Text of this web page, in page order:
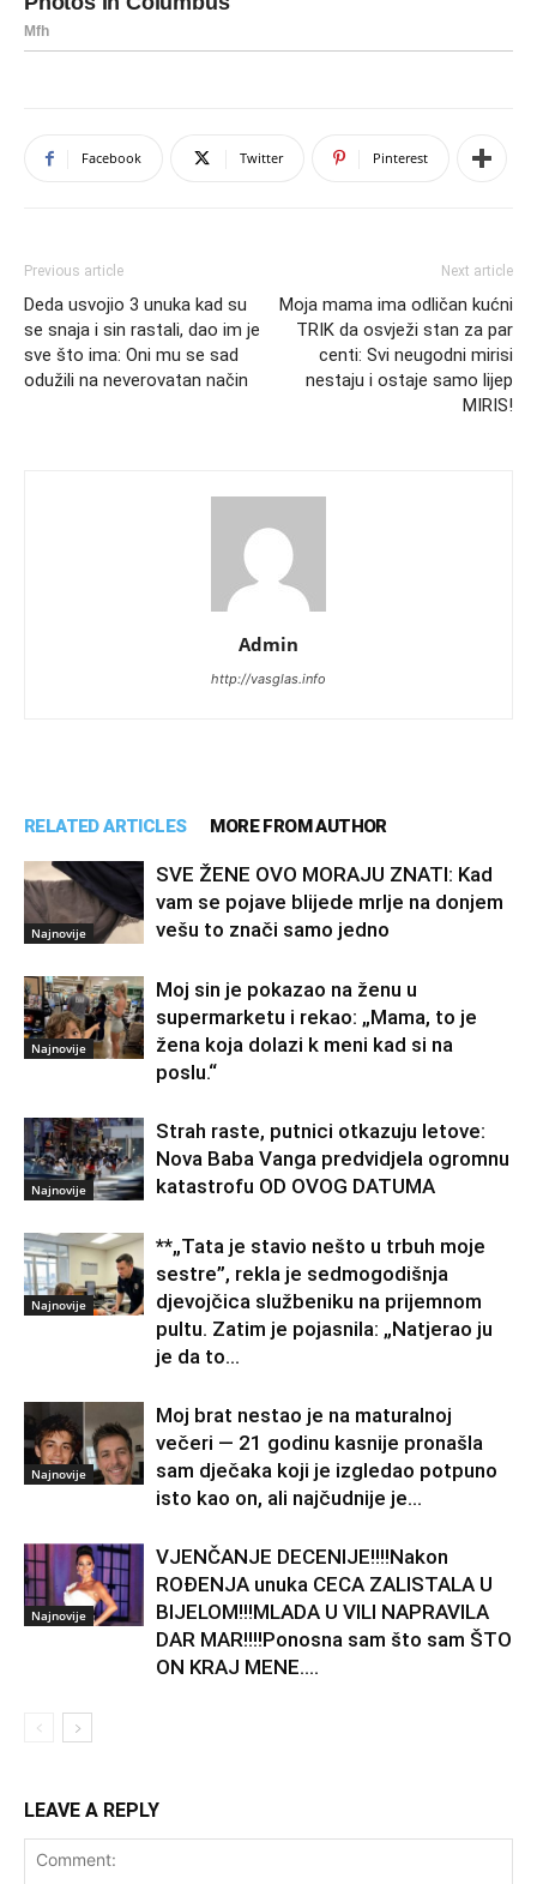
Facebook Twitter Pinterest
Previous article
Deda usvojio 3 unuka kad su
se snaja i sin rastali, dao im je
sve što ima: Oni mu se sad
odužili na neverovatan način
Next article
Moja mama ima odličan kućni
TRIK da osvježi stan za par
centi: Svi neugodni mirisi
nestaju i ostaje samo lijep
MIRIS!
Admin
http://vasglas.info
RELATED ARTICLES MORE FROM AUTHOR
Najnovije
SVE ŽENE OVO MORAJU ZNATI: Kad
vam se pojave blijede mrlje na donjem
vešu to znači samo jedno
Najnovije
Moj sin je pokazao na ženu u
supermarketu i rekao: „Mama, to je
žena koja dolazi k meni kad si na
poslu.“
Najnovije
Strah raste, putnici otkazuju letove:
Nova Baba Vanga predvidjela ogromnu
katastrofu OD OVOG DATUMA
Najnovije
**„Tata je stavio nešto u trbuh moje
sestre”, rekla je sedmogodišnja
djevojčica službeniku na prijemnom
pultu. Zatim je pojasnila: „Natjerao ju
je da to...
Najnovije
Moj brat nestao je na maturalnoj
večeri — 21 godinu kasnije pronašla
sam dječaka koji je izgledao potpuno
isto kao on, ali najčudnije je...
Najnovije
VJENČANJE DECENIJE!!!!Nakon
ROĐENJA unuka CECA ZALISTALA U
BIJELOM!!!MLADA U VILI NAPRAVILA
DAR MAR!!!!Ponosna sam što sam ŠTO
ON KRAJ MENE….
LEAVE A REPLY